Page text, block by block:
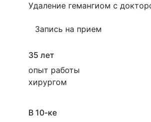
Удаление гемангиом с
Запись на прием
35 лет
опыт работы
хирургом
В 10-ке